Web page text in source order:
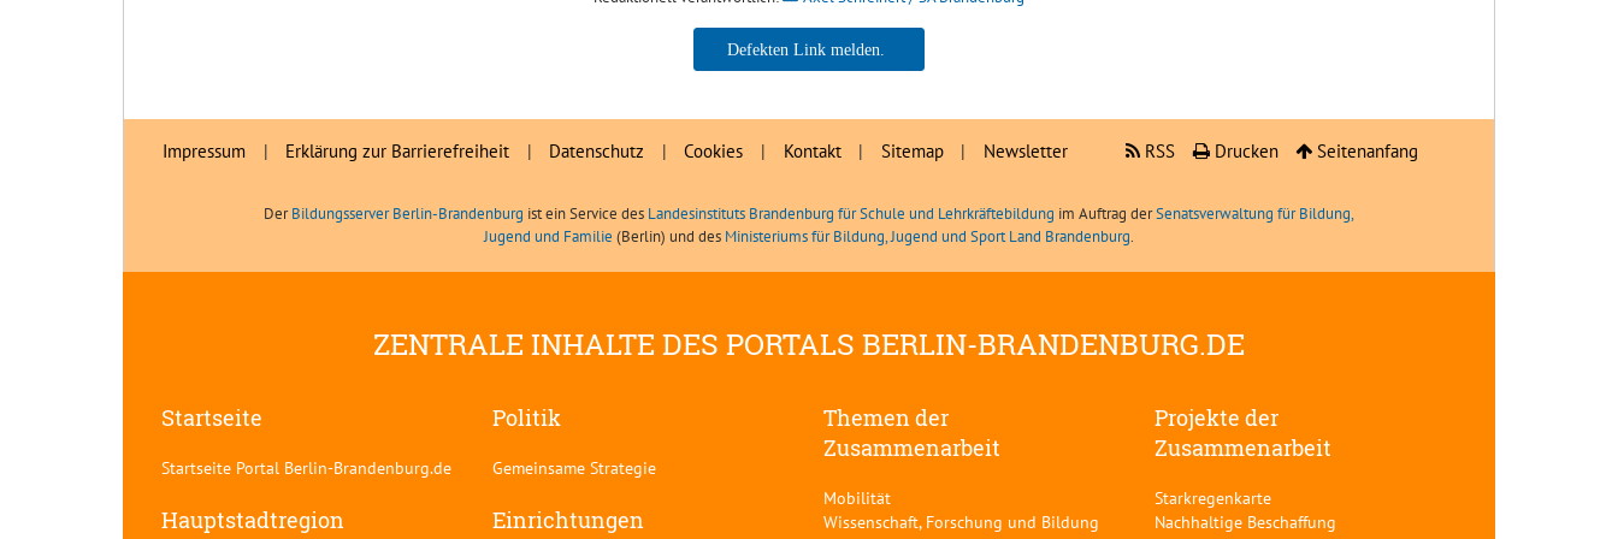
Axel Schreinert / SA Brandenburg
Impressum | Erklärung zur Barrierefreiheit | Datenschutz | Cookies | Kontakt | Sitemap | Newsletter RSS Drucken Seitenanfang
DerBildungsserver Berlin-Brandenburg ist ein Service des Landesinstituts Brandenburg für Schule und Lehrkräftebildung im Auftrag derSenatsverwaltung für Bildung,
Jugend und Familie (Berlin) und des Ministeriums für Bildung, Jugend und Sport Land Brandenburg.
ZENTRALE INHALTE DES PORTALS BERLIN-BRANDENBURG.DE
Startseite
Startseite Portal Berlin-Brandenburg.de
Hauptstadtregion
Politik
Gemeinsame Strategie
Einrichtungen
Themen der
Zusammenarbeit
Mobilität
Wissenschaft, Forschung und Bildung
Projekte der
Zusammenarbeit
Starkregenkarte
Nachhaltige Beschaffung